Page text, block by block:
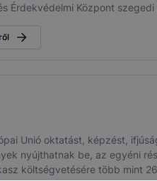
Érdekvédelmi Központ szegedi
Unió oktatást, képzést,
nyújthatnak be, az egyéni
költségvetésére több mint